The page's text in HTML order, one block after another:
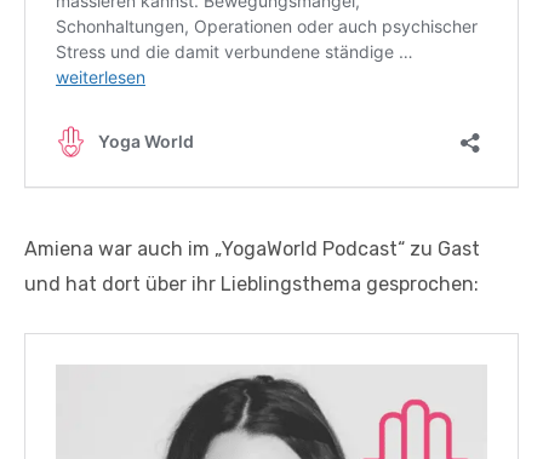
Amiena war auch im „YogaWorld Podcast“ zu Gast
und hat dort über ihr Lieblingsthema gesprochen: